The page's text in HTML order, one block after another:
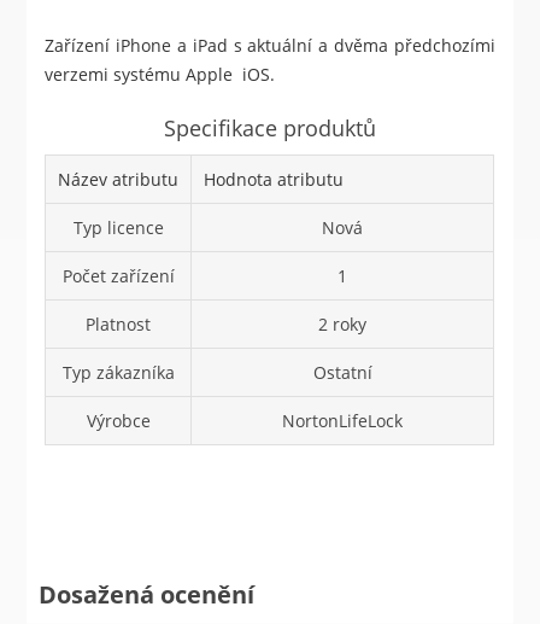
Zařízení iPhone a iPad s aktuální a dvěma předchozími
verzemi systému Apple iOS.
Specifikace produktů
Název atributu Hodnota atributu
Typ licence Nová
Počet zařízení 1
Platnost 2 roky
Typ zákazníka Ostatní
Výrobce NortonLifeLock
Dosažená ocenění